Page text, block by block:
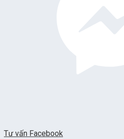
Tư vấn Facebook